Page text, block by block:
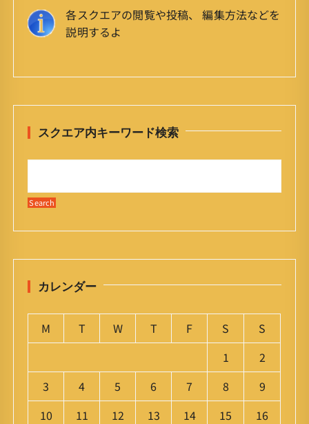
各スクエアの閲覧や投稿、 編集方法などを
説明するよ
スクエア内キーワード検索
カレンダー
M T W T F S
S
1
2
3
4 5 6 7 8
9
10
11 12 13 14 15
16